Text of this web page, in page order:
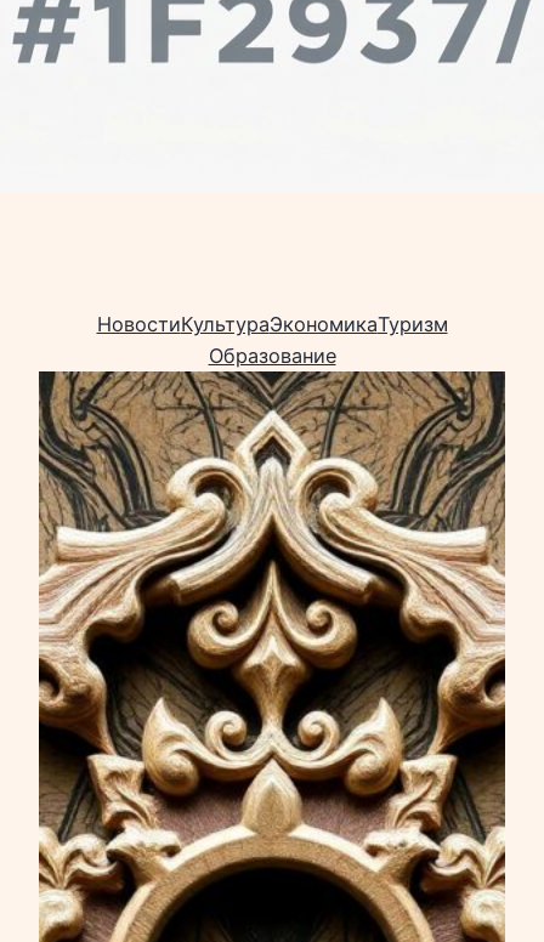
НовостиКультураЭкономикаТуризм
Образование